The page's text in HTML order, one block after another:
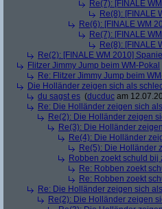
Re(7): [FINALE
Re(8): [FINALE
Re(6): [FINALE WM
Re(7): [FINALE
Re(8): [FINALE
Re(2): [FINALE WM 2010]
Flitzer Jimmy Jump beim WM-Pokal
Re: Flitzer Jimmy Jump beim
Die Holländer zeigen sich als
du sagst es (ducduc am
Re: Die Holländer zeigen sich
Re(2): Die Holländer zeigen
Re(3): Die Holländer
Re(4): Die Holländer
Re(5): Die Holländer
Robben zoekt schuld bij
Re: Robben zoekt
Re: Robben zoekt
Re: Die Holländer zeigen sich
Re(2): Die Holländer zeigen